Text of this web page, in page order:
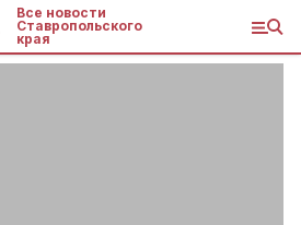
Все новости
Ставропольского
края